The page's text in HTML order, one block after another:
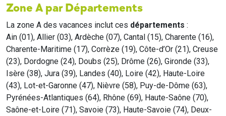
Zone A par Départements
La zone A des vacances inclut ces départements :
Ain (01), Allier (03), Ardèche (07), Cantal (15), Charente (16),
Charente-Maritime (17), Corrèze (19), Côte-d’Or (21), Creuse
(23), Dordogne (24), Doubs (25), Drôme (26), Gironde (33),
Isère (38), Jura (39), Landes (40), Loire (42), Haute-Loire
(43), Lot-et-Garonne (47), Nièvre (58), Puy-de-Dôme (63),
Pyrénées-Atlantiques (64), Rhône (69), Haute-Saône (70),
Saône-et-Loire (71), Savoie (73), Haute-Savoie (74), Deux-